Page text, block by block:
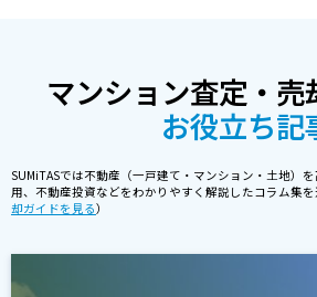
マンション査定・売
お役立ち記
SUMiTASでは不動産（一戸建て・マンション・土地）
用、不動産投資などをわかりやすく解説したコラム集
却ガイドを見る）